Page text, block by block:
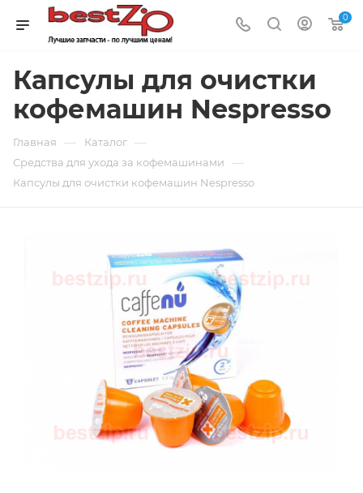
0
Капсулы для очистки
кофемашин Nespresso
Главная — Каталог —
Средства для ухода за кофемашинами —
Капсулы для очистки кофемашин Nespresso